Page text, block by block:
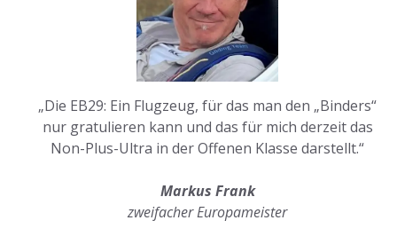
„Die EB29: Ein Flugzeug, für das man den „Binders“
nur gratulieren kann und das für mich derzeit das
Non-Plus-Ultra in der Offenen Klasse darstellt.“
Markus Frank
zweifacher Europameister